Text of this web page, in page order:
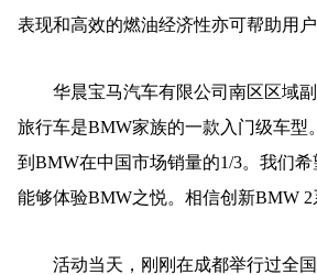
表现和高效的燃油经济性亦可帮助用
华晨宝马汽车有限公司南区区域副
旅行车是BMW家族的一款入门级车
到BMW在中国市场销量的1/3。我们
能够体验BMW之悦。相信创新BMW
活动当天，刚刚在成都举行过全国